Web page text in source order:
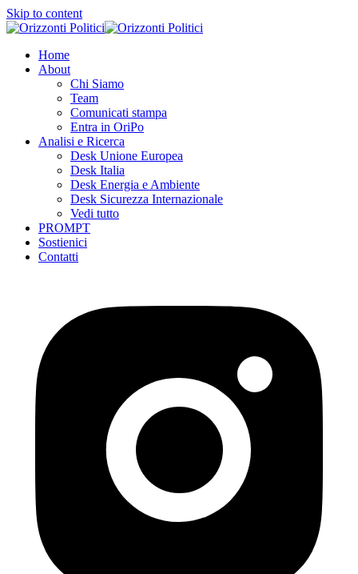
Skip to content
Home
About
Chi Siamo
Team
Comunicati stampa
Entra in OriPo
Analisi e Ricerca
Desk Unione Europea
Desk Italia
Desk Energia e Ambiente
Desk Sicurezza Internazionale
Vedi tutto
PROMPT
Sostienici
Contatti